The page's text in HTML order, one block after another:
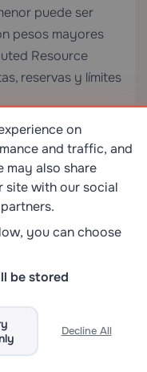
puede ser
pesos mayores
Resource
reservas y límites
Dentro de la
dinámicas de
carga de trabajo
Docker o
explícitos puede
SO invitado,
co-
defina tanto
especificaciones
on
and traffic, and
may also share
site with our social
you can choose
be stored
Decline All